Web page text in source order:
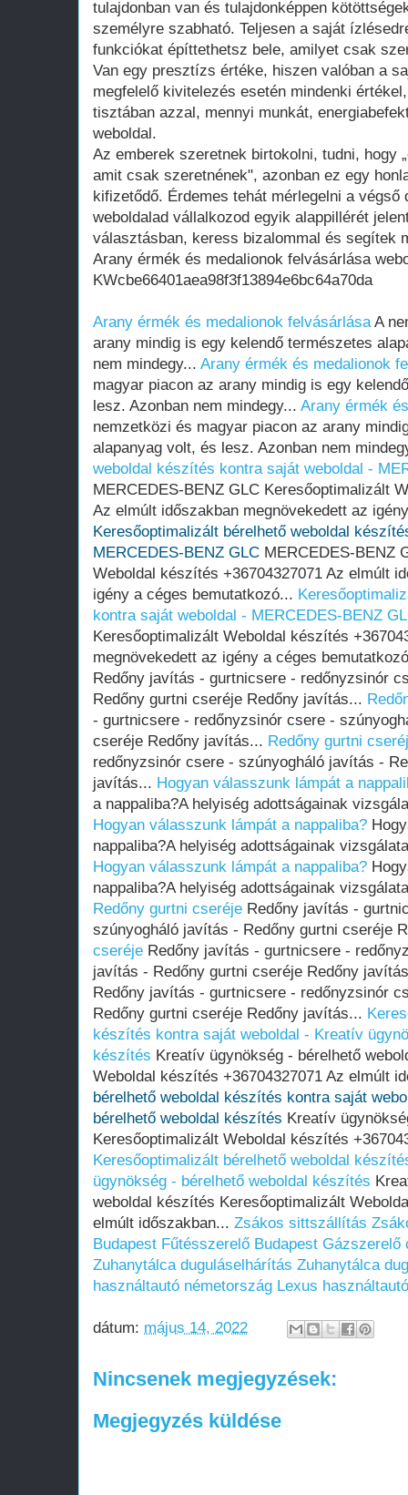
tulajdonban van és tulajdonképpen
személyre szabható. Teljesen a saját
funkciókat építtethetsz bele, amilyet csak
Van egy presztízs értéke, hiszen valóban a
megfelelő kivitelezés esetén mindenki
tisztában azzal, mennyi munkát,
weboldal.
Az emberek szeretnek birtokolni, tudni, hogy
amit csak szeretnének", azonban ez egy
kifizetődő. Érdemes tehát mérlegelni a végső
weboldalad vállalkozod egyik alappillérét
választásban, keress bizalommal és segítek
Arany érmék és medalionok felvásárlása
KWcbe66401aea98f3f13894e6bc64a70da
Arany érmék és medalionok felvásárlásaA
arany mindig is egy kelendő természetes
nem mindegy... Arany érmék és medalionok
magyar piacon az arany mindig is egy
lesz. Azonban nem mindegy... Arany érmék
nemzetközi és magyar piacon az arany
alapanyag volt, és lesz. Azonban nem
weboldal készítés kontra saját weboldal -
MERCEDES-BENZ GLC Keresőoptimalizált
Az elmúlt időszakban megnövekedett az
Keresőoptimalizált bérelhető weboldal
MERCEDES-BENZ GLC MERCEDES-BENZ
Weboldal készítés +36704327071 Az elmúlt
igény a céges bemutatkozó...
kontra saját weboldal - MERCEDES-BENZ
Keresőoptimalizált Weboldal készítés
megnövekedett az igény a céges
Redőny javítás - gurtnicsere - redőnyzsinór
Redőny gurtni cseréje Redőny javítás...
- gurtnicsere - redőnyzsinór csere -
cseréje Redőny javítás... Redőny gurtni
redőnyzsinór csere - szúnyogháló javítás -
javítás... Hogyan válasszunk lámpát a
a nappaliba?A helyiség adottságainak
Hogyan válasszunk lámpát a nappaliba?
nappaliba?A helyiség adottságainak
Hogyan válasszunk lámpát a nappaliba?
nappaliba?A helyiség adottságainak
Redőny gurtni cseréje Redőny javítás -
szúnyogháló javítás - Redőny gurtni cseréje
cseréje Redőny javítás - gurtnicsere -
javítás - Redőny gurtni cseréje Redőny
Redőny javítás - gurtnicsere - redőnyzsinór
Redőny gurtni cseréje Redőny javítás...
készítés kontra saját weboldal - Kreatív
készítés Kreatív ügynökség - bérelhető
Weboldal készítés +36704327071 Az elmúlt
bérelhető weboldal készítés kontra saját
bérelhető weboldal készítés Kreatív
Keresőoptimalizált Weboldal készítés
Keresőoptimalizált bérelhető weboldal
ügynökség - bérelhető weboldal készítés
weboldal készítés Keresőoptimalizált
elmúlt időszakban... Zsákos sittszállítás
Budapest Fűtésszerelő Budapest Gázszerelő
Zuhanytálca duguláselhárítás Zuhanytálca
használtautó németország Lexus
dátum: május 14, 2022
Nincsenek megjegyzések:
Megjegyzés küldése